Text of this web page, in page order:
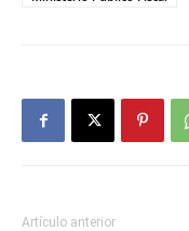
Artículo anterior